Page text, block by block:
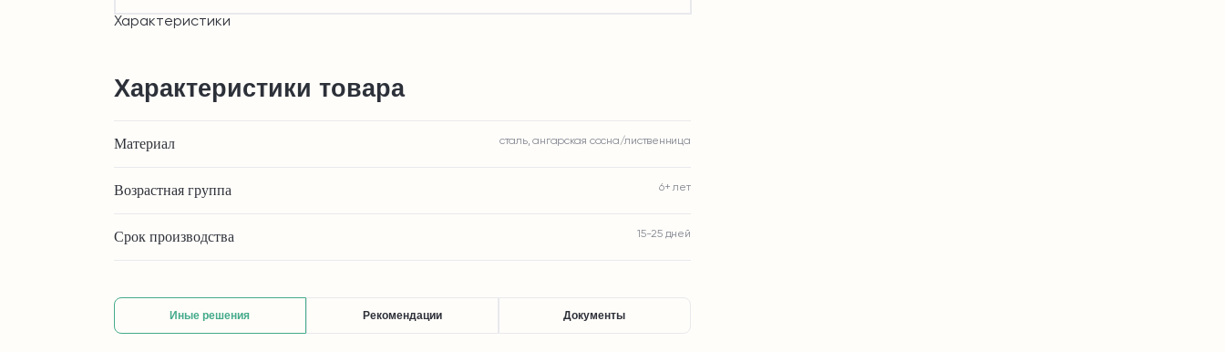
Характеристики
Характеристики товара
Материал сталь, ангарская сосна/лиственница
Возрастная группа 6+ лет
Срок производства 15-25 дней
Иные решения Рекомендации Документы